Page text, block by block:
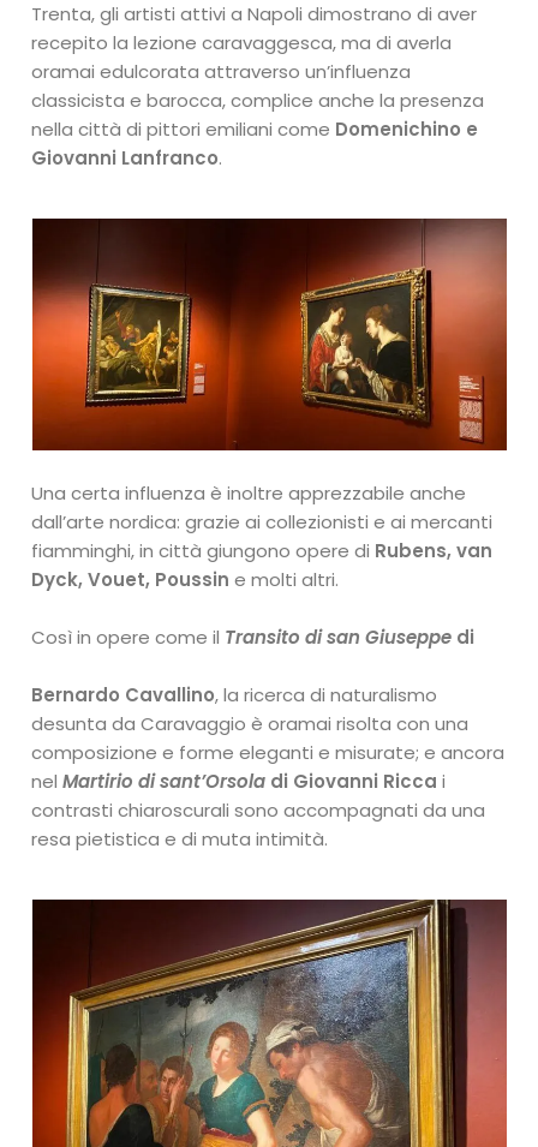
Trenta, gli artisti attivi a Napoli dimostrano di aver
recepito la lezione caravaggesca, ma di averla
oramai edulcorata attraverso un’influenza
classicista e barocca, complice anche la presenza
nella città di pittori emiliani come Domenichino e
Giovanni Lanfranco.
Una certa influenza è inoltre apprezzabile anche
dall’arte nordica: grazie ai collezionisti e ai mercanti
fiamminghi, in città giungono opere di Rubens, van
Dyck, Vouet, Poussin e molti altri.
Così in opere come il Transito di san Giuseppe di
Bernardo Cavallino, la ricerca di naturalismo
desunta da Caravaggio è oramai risolta con una
composizione e forme eleganti e misurate; e ancora
nelMartirio di sant’Orsola di Giovanni Ricca i
contrasti chiaroscurali sono accompagnati da una
resa pietistica e di muta intimità.